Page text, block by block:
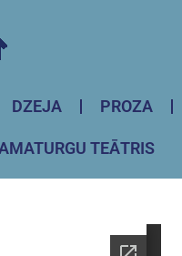
DZEJA PROZA
TEĀTRIS